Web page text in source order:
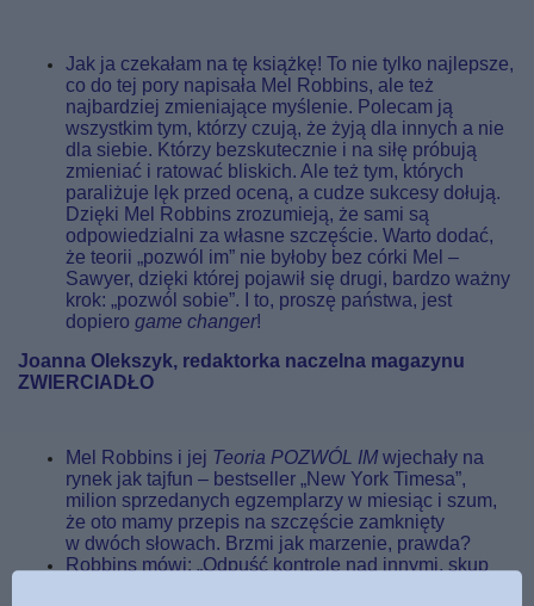
Jak ja czekałam na tę książkę! To nie tylko najlepsze,
co do tej pory napisała Mel Robbins, ale też
najbardziej zmieniające myślenie. Polecam ją
wszystkim tym, którzy czują, że żyją dla innych a nie
dla siebie. Którzy bezskutecznie i na siłę próbują
zmieniać i ratować bliskich. Ale też tym, których
paraliżuje lęk przed oceną, a cudze sukcesy dołują.
Dzięki Mel Robbins zrozumieją, że sami są
odpowiedzialni za własne szczęście. Warto dodać,
że teorii „pozwól im” nie byłoby bez córki Mel –
Sawyer, dzięki której pojawił się drugi, bardzo ważny
krok: „pozwól sobie”. I to, proszę państwa, jest
dopiero game changer!
Joanna Olekszyk, redaktorka naczelna magazynu
ZWIERCIADŁO
Mel Robbins i jej Teoria POZWÓL IM wjechały na
rynek jak tajfun – bestseller „New York Timesa”,
milion sprzedanych egzemplarzy w miesiąc i szum,
że oto mamy przepis na szczęście zamknięty
w dwóch słowach. Brzmi jak marzenie, prawda?
Robbins mówi: „Odpuść kontrolę nad innymi, skup